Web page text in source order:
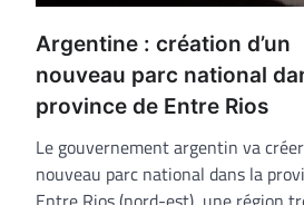
Argentine : création d’un
nouveau parc national
province de Entre Rios
Le gouvernement argentin va
nouveau parc national dans la